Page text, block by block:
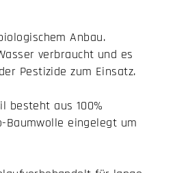
Anbau.
verbraucht und es
Pestizide zum Einsatz.
besteht aus 100%
Baumwolle eingelegt um